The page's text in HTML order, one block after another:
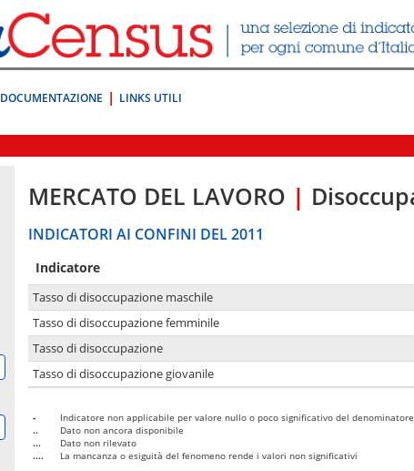
DOCUMENTAZIONE LINKS UTILI
MERCATO DEL LAVORO |
INDICATORI AI CONFINI DEL 2011
Indicatore
Tasso di disoccupazione maschile
Tasso di disoccupazione femminile
Tasso di disoccupazione
Tasso di disoccupazione giovanile
-
Indicatore non applicabile per valore nullo o poco significativo del denominatore
..
Dato non ancora disponibile
...
Dato non rilevato
....
La mancanza o esiguità del fenomeno rende i valori non significativi